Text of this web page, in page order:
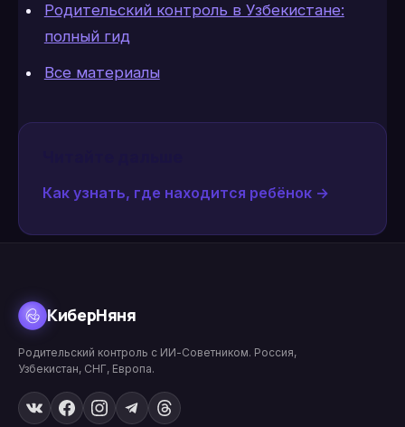
Родительский контроль в Узбекистане:
полный гид
Все материалы
Как узнать, где находится ребёнок →
КиберНяня
Родительский контроль с ИИ-Советником. Россия,
Узбекистан, СНГ, Европа.